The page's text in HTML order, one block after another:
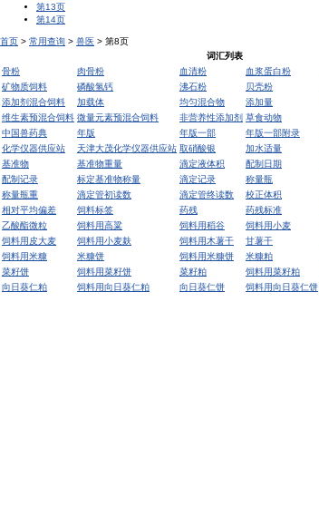
第13页
第14页
首页 > 常用查询 > 兽医 > 第8页
词汇列表
骨粉
肉骨粉 血清粉 血浆蛋白粉
矿物质饲料
磷酸氢钙 沸石粉 贝壳粉
添加剂混合饲料
加载体 均匀混合物 添加量
维生素预混合饲料 微量元素预混合饲料 非营养性添加剂 草食动物
中国兽药典
年版 年版一部 年版一部附录
化学仪器供应站
天津大茂化学仪器供应站 取硝酸银 加水适量
基准物
基准物重量 滴定液体积 配制日期
配制记录
标定基准物称量 滴定记录 称量瓶
称量瓶重
滴定管初读数 滴定管终读数 校正体积
相对平均偏差
饲料标签 药残 药残标准
乙酸酯微粒
饲料用高粱 饲料用稻谷 饲料用小麦
饲料用皮大麦
饲料用小麦麸 饲料用木薯干 甘薯干
饲料用米糠
米糠饼 饲料用米糠饼 米糠粕
菜籽饼
饲料用菜籽饼 菜籽粕 饲料用菜籽粕
向日葵仁粕
饲料用向日葵仁粕 向日葵仁饼 饲料用向日葵仁饼